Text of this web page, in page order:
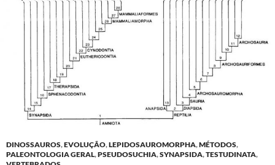
DINOSSAUROS,EVOLUÇÃO,LEPIDOSAUROMORPHA,MÉTODOS,
PALEONTOLOGIA GERAL,PSEUDOSUCHIA,SYNAPSIDA,TESTUDINATA,